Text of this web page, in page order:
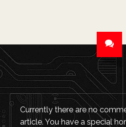
Currently there are no
article. You have a special